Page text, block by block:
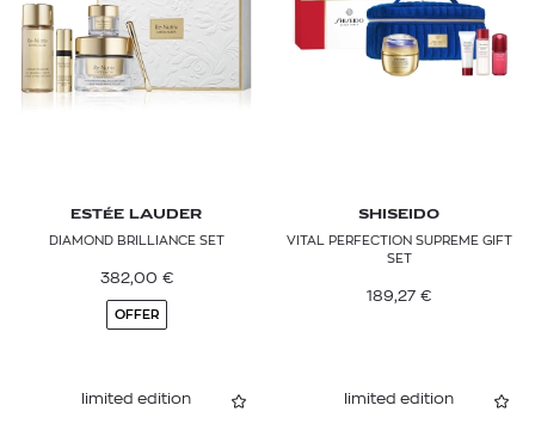
ESTÉE LAUDER
DIAMOND BRILLIANCE SET
382,00 €
OFFER
SHISEIDO
VITAL PERFECTION SUPREME GIFT
SET
189,27 €
limited edition limited edition